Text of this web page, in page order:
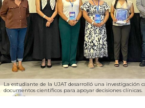
La estudiante de la UJAT desarrolló una investigación
documentos científicos para apoyar decisiones clínicas.